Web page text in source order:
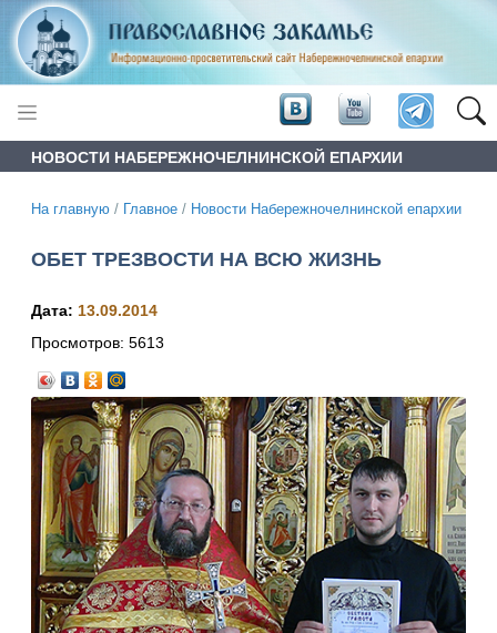
НОВОСТИ НАБЕРЕЖНОЧЕЛНИНСКОЙ ЕПАРХИИ
На главную / Главное / Новости Набережночелнинской епархии
ОБЕТ ТРЕЗВОСТИ НА ВСЮ ЖИЗНЬ
Дата: 13.09.2014
Просмотров: 5613